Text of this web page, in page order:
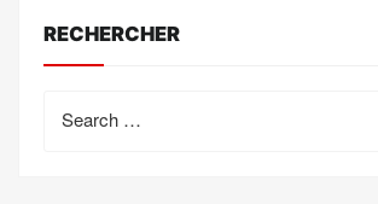
RECHERCHER
for: